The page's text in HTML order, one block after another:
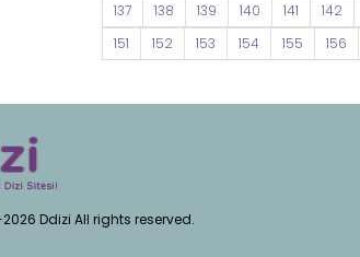
137
138 139 140 141 142
151
152 153 154 155 156
Ddizi All rights reserved.